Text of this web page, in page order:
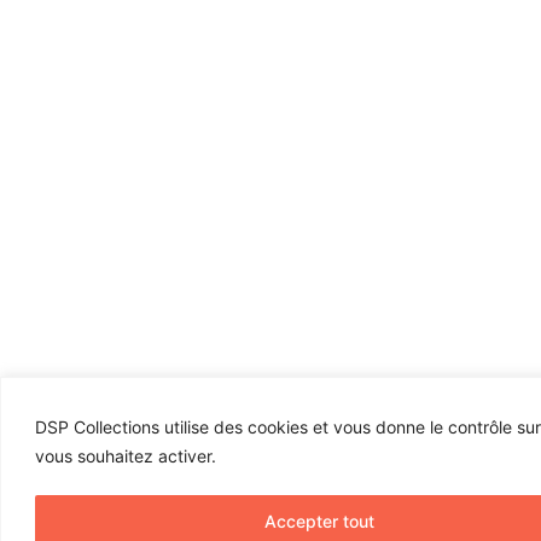
DSP Collections utilise des cookies et vous donne le contrôle
vous souhaitez activer.
Accepter tout